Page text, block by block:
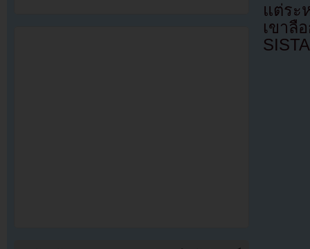
แต่ระ
เขา